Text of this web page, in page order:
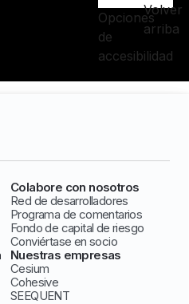
Opciones
de
accesibilidad
Volver
arriba
Colabore con nosotros
Red de desarrolladores
Programa de comentarios
Fondo de capital de riesgo
Conviértase en socio
Nuestras empresas
Cesium
Cohesive
SEEQUENT